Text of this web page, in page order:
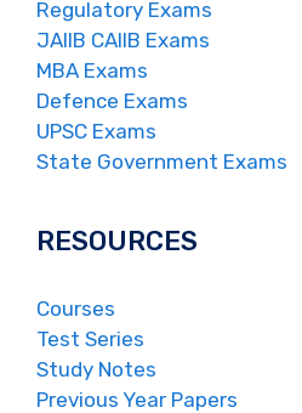
Regulatory Exams
JAIIB CAIIB Exams
MBA Exams
Defence Exams
UPSC Exams
State Government Exams
RESOURCES
Courses
Test Series
Study Notes
Previous Year Papers